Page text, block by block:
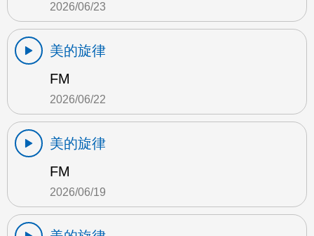
2026/06/23
美的旋律
FM
2026/06/22
美的旋律
FM
2026/06/19